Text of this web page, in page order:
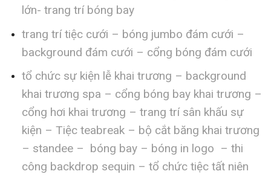
lớn- trang trí bóng bay
trang trí tiệc cưới – bóng jumbo đám cưới –
background đám cưới – cổng bóng đám cưới
tổ chức sự kiện lễ khai trương – background
khai trương spa – cổng bóng bay khai trương –
cổng hơi khai trương – trang trí sân khấu sự
kiện – Tiệc teabreak – bộ cắt băng khai trương
– standee – bóng bay – bóng in logo – thi
công backdrop sequin – tổ chức tiệc tất niên